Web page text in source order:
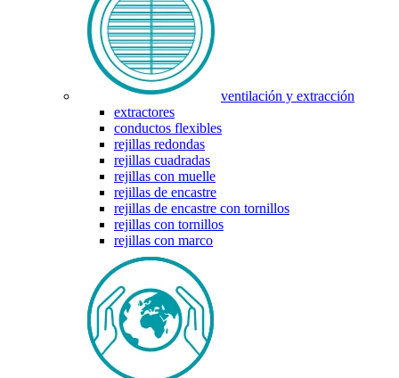
ventilación y extracción
extractores
conductos flexibles
rejillas redondas
rejillas cuadradas
rejillas con muelle
rejillas de encastre
rejillas de encastre con tornillos
rejillas con tornillos
rejillas con marco